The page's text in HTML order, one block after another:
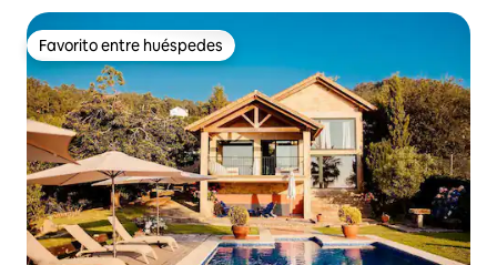
Favorito entre huéspedes
Favorito entre huéspedes